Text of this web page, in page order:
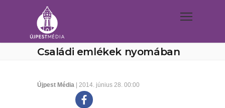
Családi emlékek nyomában
Újpest Média | 2014. június 28. 00:00